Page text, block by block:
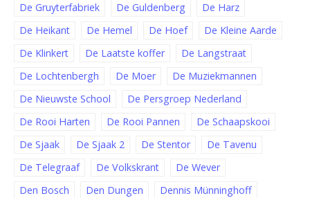
De Gruyterfabriek
De Guldenberg
De Harz
De Heikant
De Hemel De Hoef
De Kleine Aarde
De Klinkert
De Laatste koffer
De Langstraat
De Lochtenbergh
De Moer
De Muziekmannen
De Nieuwste School
De Persgroep Nederland
De Rooi Harten
De Rooi Pannen
De Schaapskooi
De Sjaak
De Sjaak 2 De Stentor
De Tavenu
De Telegraaf
De Volkskrant
De Wever
Den Bosch
Den Dungen
Dennis Münninghoff